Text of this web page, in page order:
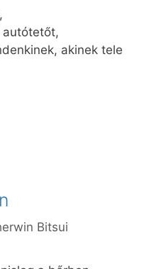
autótetőt,
akinek tele
Bitsui